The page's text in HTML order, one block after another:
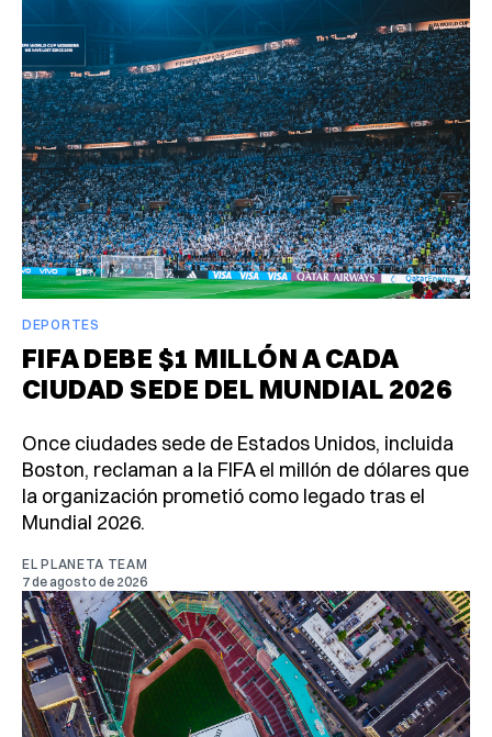
DEPORTES
FIFA DEBE $1 MILLÓN A CADA
CIUDAD SEDE DEL MUNDIAL 2026
Once ciudades sede de Estados Unidos, incluida
Boston, reclaman a la FIFA el millón de dólares que
la organización prometió como legado tras el
Mundial 2026.
EL PLANETA TEAM
7 de agosto de 2026